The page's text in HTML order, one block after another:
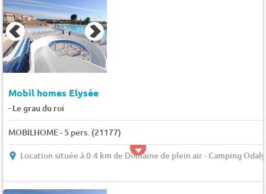
Mobil homes Elysée
- Le grau du roi
MOBILHOME - 5 pers. (21177)
Location située à 0.4 km de Domaine de plein air - Camping